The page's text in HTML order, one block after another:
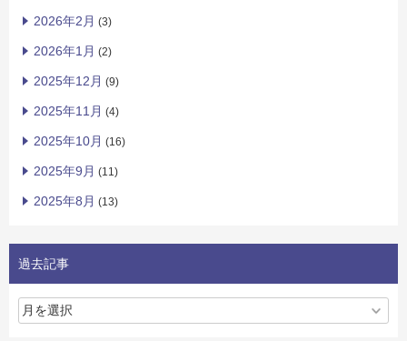
2026年2月 (3)
2026年1月 (2)
2025年12月 (9)
2025年11月 (4)
2025年10月 (16)
2025年9月 (11)
2025年8月 (13)
過去記事